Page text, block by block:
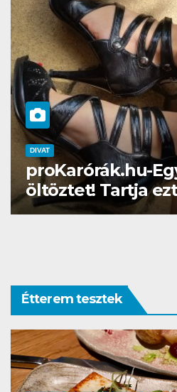
DIVAT SZÉPSÉG
Gél lakk otthon?
Brillbirddel
Étterem tesztek